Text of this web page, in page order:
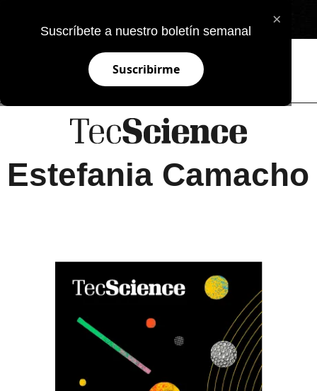
×
Suscríbete a nuestro boletín semanal
Suscribirme
Estefania Camacho